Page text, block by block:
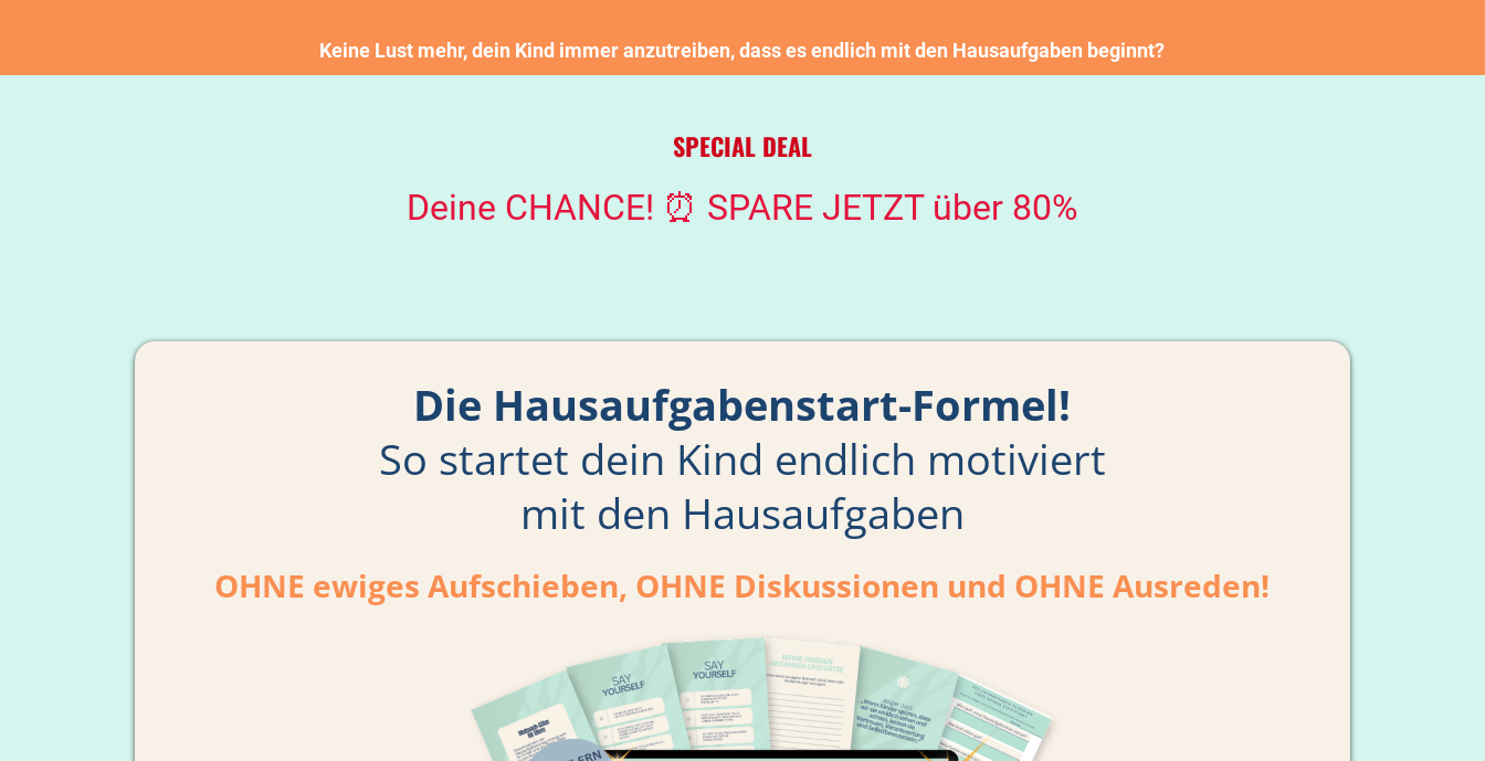
Keine Lust mehr, dein Kind immer anzutreiben, dass es endlich mit den Hausaufgaben beginnt?
SPECIAL DEAL
Deine CHANCE! ⏰ SPARE JETZT über 80%
Die Hausaufgabenstart-Formel!
So startet dein Kind endlich motiviert
mit den Hausaufgaben
OHNE ewiges Aufschieben, OHNE Diskussionen und OHNE Ausreden!